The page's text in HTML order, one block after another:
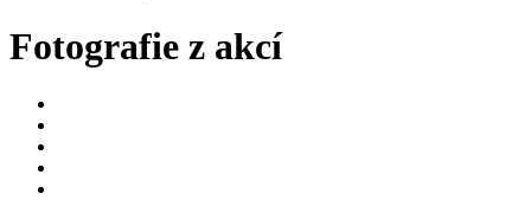
Fotografie z akcí